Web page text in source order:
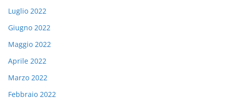
Luglio 2022
Giugno 2022
Maggio 2022
Aprile 2022
Marzo 2022
Febbraio 2022